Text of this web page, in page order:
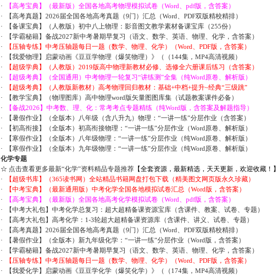
·
【高考宝典】（最新版）全国各地高考物理模拟试卷（Word、pdf版，含答案）
·
【高考真题】2026届全国各地高考真题（9门）汇总（Word、PDF双版精校精排）
·
【备课宝典】（人教版）初中八上物理：影音图文教学素材备课宝库（255份）
·
【学霸秘籍】备战2027新中考暑期早复习（语文、数学、英语、物理、化学，含答案）
·
【压轴专练】中考压轴题每日一题（数学、物理、化学）（Word、PDF版，含答案）
·
【我爱物理】启蒙动画《豆豆学物理（爆笑物理）》（（144集，MP4高清视频）
·
【超级学典】（人教版）2019版高中物理新教材必修、选修全六册课后练习（含答案）
·
【超级考典】（全国通用）中考物理一轮复习“讲练测”全集（纯Word原卷、解析版）
·
【超级考典】（人教版新教材）高考物理回归教材：基础+中档+提升~经典“三级跳”
·
【教学宝典】（物理图库）高中物理word版矢量图图库集（试题教案课件必备）
·
【备战2026】中考数、理、化：常考考点专题精练（纯Word版，含答案及解题指导）
·
【暑假作业】（全版本）八年级（含八升九）物理：“一讲一练”分层作业（含答案）
·
【初高衔接】（全版本）初高衔接物理：“一讲一练”分层作业（Word原卷、解析版）
·
【寒假作业】（全版本）八年级物理：“一讲一练”分层作业（纯Word原卷、解析版）
·
【寒假作业】（全版本）九年级物理：“一讲一练”分层作业（纯Word原卷、解析版）
化学专题
☆ 点击查看更多最新“化学”资料精品专题推荐【全套资源，最新精选，天天更新，欢迎收藏！】
·
【超级书库】（365读书网）全站精品书籍网盘打包下载（精美图文网页版永久珍藏）
·
【中考宝典】（最新通用版）中考化学全国各地模拟试卷汇总（Word版，含答案）
·
【高考宝典】（最新版）全国各地高考化学模拟试卷（Word、pdf版，含答案）
·
【中考大礼包】中考化学总复习：超大超精备课资源宝库（含课件、教案、试卷、专题）
·
【高考大礼包】高考化学：1-3轮超大超精备课资源库（含课件、讲义、试卷、专题）
·
【高考真题】2026届全国各地高考真题（9门）汇总（Word、PDF双版精校精排）
·
【暑假作业】（全版本）新九年级化学：“一讲一练”分层作业（Word版，含答案）
·
【学霸秘籍】备战2027新中考暑期早复习（语文、数学、英语、物理、化学，含答案）
·
【压轴专练】中考压轴题每日一题（数学、物理、化学）（Word、PDF版，含答案）
·
【我爱化学】启蒙动画《豆豆学化学（爆笑化学）》（（174集，MP4高清视频）